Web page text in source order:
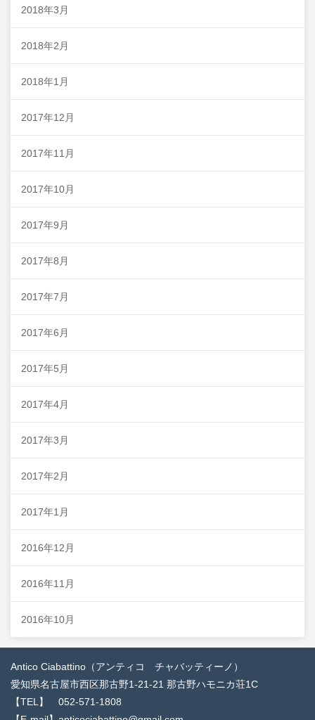
2018年3月
2018年2月
2018年1月
2017年12月
2017年11月
2017年10月
2017年9月
2017年8月
2017年7月
2017年6月
2017年5月
2017年4月
2017年3月
2017年2月
2017年1月
2016年12月
2016年11月
2016年10月
Antico Ciabattino（アンティコ チャバッティーノ）
愛知県名古屋市西区那古野1-21-21 那古野ハモニカ荘1C
【TEL】 052-571-1808